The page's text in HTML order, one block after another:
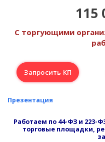
115
С торгующими
Запросить КП
Презентация
Работаем по 44-ФЗ и 223-
торговые площадки,